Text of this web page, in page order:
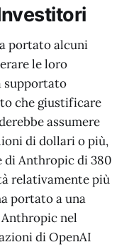
portato alcuni
le loro
supportato
che giustificare
assumere
di dollari o più,
di Anthropic di 380
relativamente più
portato a una
nel
di OpenAI